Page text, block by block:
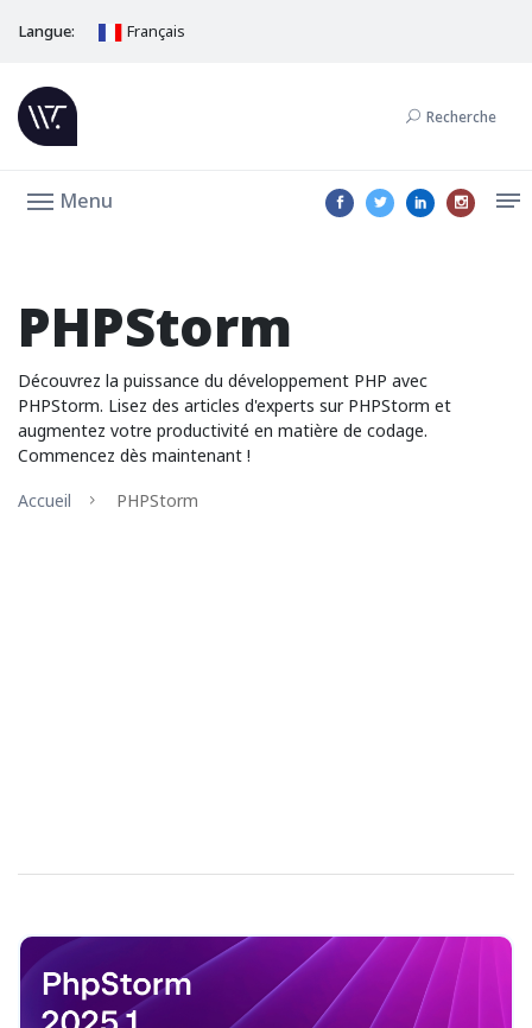
Langue: Français
Recherche
Menu
PHPStorm
Découvrez la puissance du développement PHP avec
PHPStorm. Lisez des articles d'experts sur PHPStorm et
augmentez votre productivité en matière de codage.
Commencez dès maintenant !
Accueil
PHPStorm